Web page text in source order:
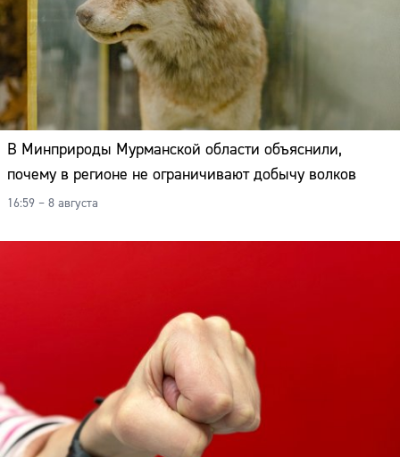
В Минприроды Мурманской области объяснили,
почему в регионе не ограничивают добычу волков
16:59 – 8 августа